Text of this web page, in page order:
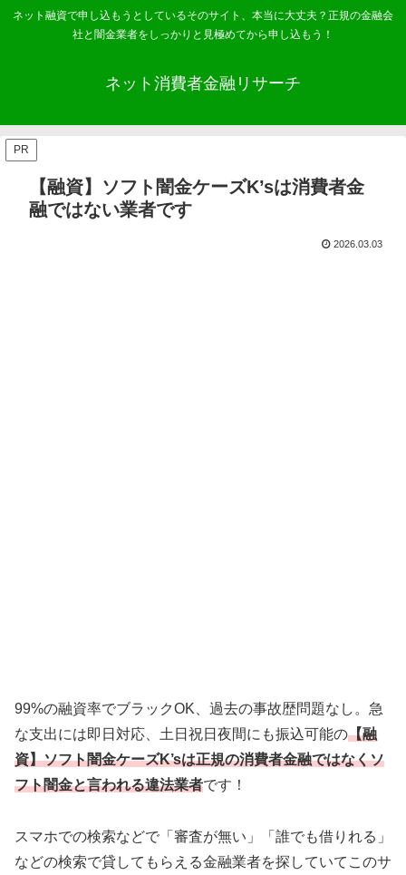
ネット融資で申し込もうとしているそのサイト、本当に大丈夫？正規の金融会
社と闇金業者をしっかりと見極めてから申し込もう！
ネット消費者金融リサーチ
PR
【融資】ソフト闇金ケーズK’sは消費者金
融ではない業者です
2026.03.03
99%の融資率でブラックOK、過去の事故歴問題なし。急
な支出には即日対応、土日祝日夜間にも振込可能の【融
資】ソフト闇金ケーズK’sは正規の消費者金融ではなくソ
フト闇金と言われる違法業者です！
スマホでの検索などで「審査が無い」「誰でも借りれる」
などの検索で貸してもらえる金融業者を探していてこのサ